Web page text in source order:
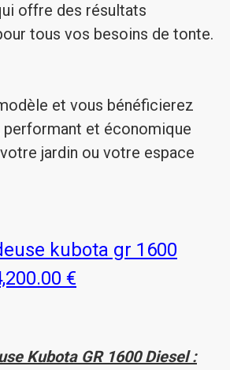
offre des résultats
tous vos besoins de tonte.
et vous bénéficierez
performant et économique
jardin ou votre espace
kubota gr 1600
€
Kubota GR 1600 Diesel :